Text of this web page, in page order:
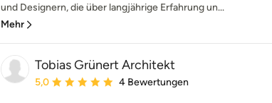
und Designern, die über langjährige Erfahrung un...
Mehr
Tobias Grünert Architekt
Durchschnittliche Bewertung: 5 von 5 Sternen
5,0 4 Bewertungen